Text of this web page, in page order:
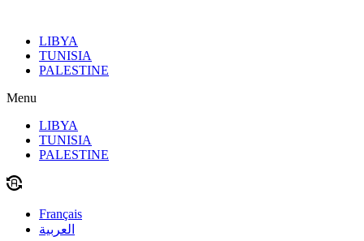
contenuLIBYA
TUNISIA
PALESTINE
Menu
LIBYA
TUNISIA
PALESTINE
Français
العربية